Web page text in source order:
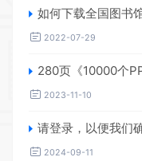
如何下载全国图书
2022-07-29
280页《10000个
2023-11-10
请登录，以便我们
2024-09-11